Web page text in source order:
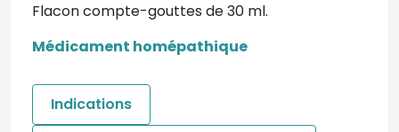
Flacon compte-gouttes de 30 ml.
Médicament homépathique
Indications